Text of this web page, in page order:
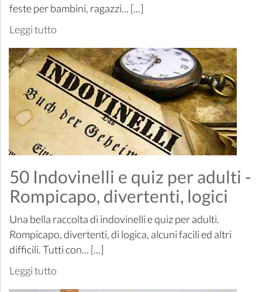
feste per bambini, ragazzi... [...]
Leggi tutto
50 Indovinelli e quiz per adulti -
Rompicapo, divertenti, logici
Una bella raccolta di indovinelli e quiz per adulti.
Rompicapo, divertenti, di logica, alcuni facili ed altri
difficili. Tutti con... [...]
Leggi tutto